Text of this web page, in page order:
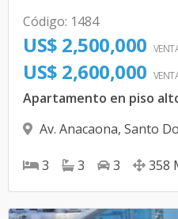
Código: 1484
US$ 2,500,000
US$ 2,600,000
Apartamento en piso
Av. Anacaona, Santo
3 3 3 358